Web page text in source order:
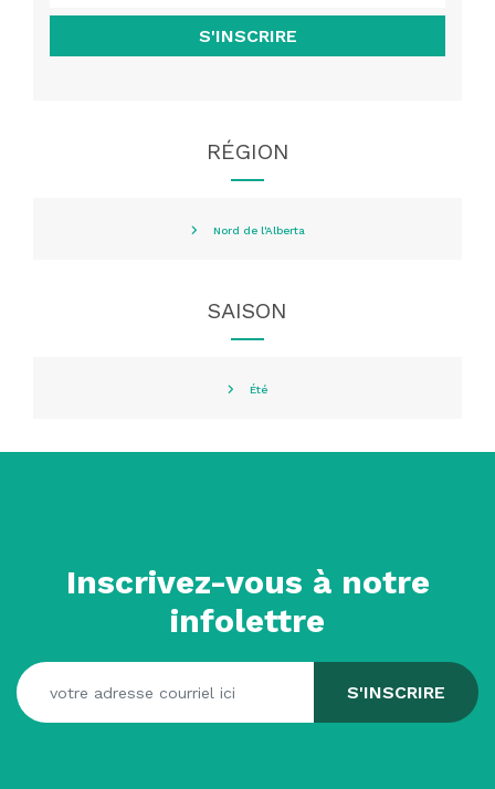
S'INSCRIRE
RÉGION
Nord de l'Alberta
SAISON
Été
Inscrivez-vous à notre
infolettre